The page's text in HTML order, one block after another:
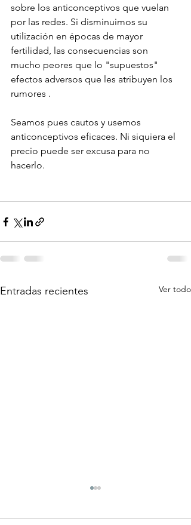
sobre los anticonceptivos que vuelan
por las redes. Si disminuimos su
utilización en épocas de mayor
fertilidad, las consecuencias son
mucho peores que lo "supuestos"
efectos adversos que les atribuyen los
rumores .
Seamos pues cautos y usemos
anticonceptivos eficaces. Ni siquiera el
precio puede ser excusa para no
hacerlo.
Entradas recientes Ver todo